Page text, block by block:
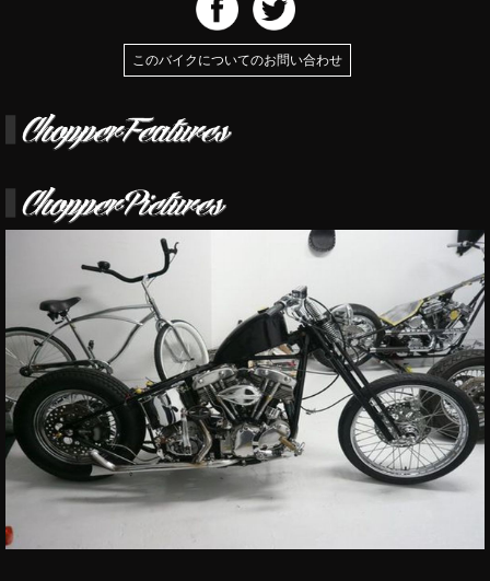
このバイクについてのお問い合わせ